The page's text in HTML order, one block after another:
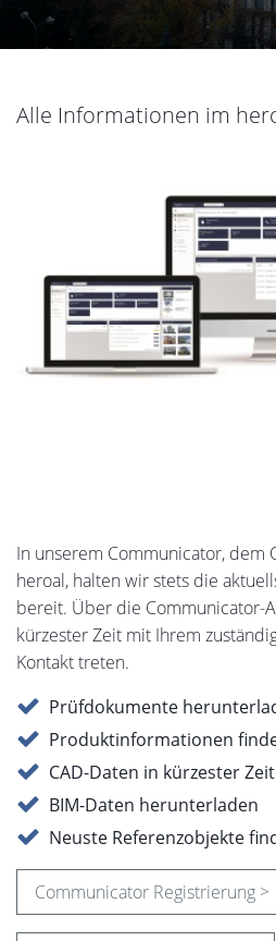
Alle Informationen im
In unserem Communicator, dem
heroal, halten wir stets die
bereit. Über die Communicator-
kürzester Zeit mit Ihrem
Kontakt treten.
Prüfdokumente
Produktinformationen
CAD-Daten in kürzester
BIM-Daten herunterladen
Neuste Referenzobjekte
Communicator Registrierung >